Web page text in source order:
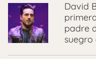
David
padre
suegro